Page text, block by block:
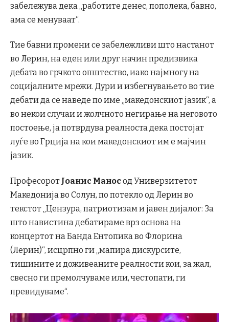
забележува дека „работите денес, пополека, бавно,
ама се менуваат“.
Тие бавни промени се забележливи што настанот
во Лерин, на еден или друг начин предизвика
дебата во грчкото општество, иако најмногу на
социјалните мрежи. Дури и избегнувањето во тие
дебати да се наведе по име „македонскиот јазик“, а
во некои случаи и жолчното негирање на неговото
постоење, ја потврдува реалноста дека постојат
луѓе во Грција на кои македонскиот им е мајчин
јазик.
Професорот Јоанис Маносод Универзитетот
Македонија во Солун, по потекло од Лерин во
текстот „Цензура, патриотизам и јавен дијалог: За
што навистина дебатираме врз основа на
концертот на Банда Ентопика во Флорина
(Лерин)“, исцрпно ги „мапира дискурсите,
тишините и доживеаните реалности кои, за жал,
свесно ги премолчуваме или, честопати, ги
превидуваме“.